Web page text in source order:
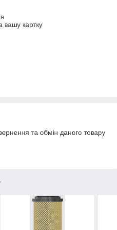
вашу картку
та обмін даного товару